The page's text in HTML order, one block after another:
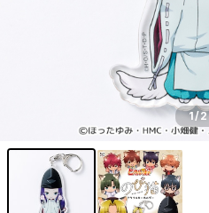
1/2